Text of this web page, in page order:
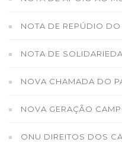
NOTA DE REPÚDIO DO
NOTA DE
NOVA CHAMADA DO
NOVA GERAÇÃO
ONU DIREITOS DOS